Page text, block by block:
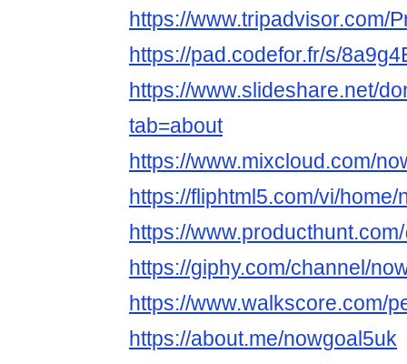
https://www.tripadvisor.com/
https://pad.codefor.fr/s/
https://www.slideshare.net/
tab=about
https://www.mixcloud.com/
https://fliphtml5.com/vi/
https://
https://giphy.com/channel/
https://www.walkscore.com/
https://about.me/nowgoal5uk